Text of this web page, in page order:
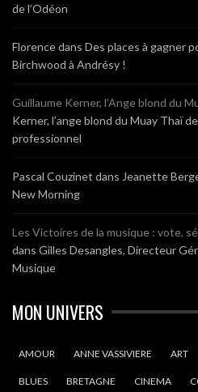
de l’Odéon
Florencedans Des places à gagner
Birchwood à Andrésy !
Guillaume Kerner, l’Ange blond du
Kerner, l’ange blond du Muay Thaï
professionnel
Pascal Couzinet dans Jeanette
New Morning
Les Victoires de la musique : vote,
dans Gilles Desangles, Directeur
Musique
MON UNIVERS
AMOUR ANNE VASSIVIERE ART
BLUES BRETAGNE CINEMA